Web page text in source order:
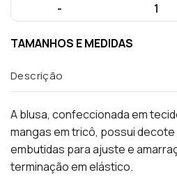
-
1
TAMANHOS E MEDIDAS
Descrição
A blusa, confeccionada em
mangas em tricô, possui
embutidas para ajuste e
terminação em elástico.